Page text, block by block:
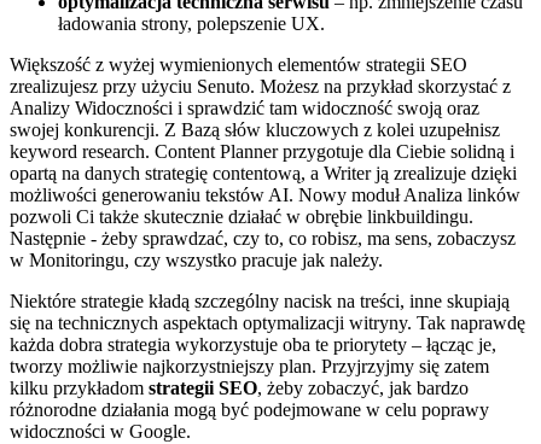
ładowania strony, polepszenie UX.
Większość z wyżej wymienionych elementów strategii SEO
zrealizujesz przy użyciu Senuto. Możesz na przykład skorzystać z
Analizy Widoczności i sprawdzić tam widoczność swoją oraz
swojej konkurencji. Z Bazą słów kluczowych z kolei uzupełnisz
keyword research. Content Planner przygotuje dla Ciebie solidną i
opartą na danych strategię contentową, a Writer ją zrealizuje dzięki
możliwości generowaniu tekstów AI. Nowy moduł Analiza linków
pozwoli Ci także skutecznie działać w obrębie linkbuildingu.
Następnie - żeby sprawdzać, czy to, co robisz, ma sens, zobaczysz
w Monitoringu, czy wszystko pracuje jak należy.
Niektóre strategie kładą szczególny nacisk na treści, inne skupiają
się na technicznych aspektach optymalizacji witryny. Tak naprawdę
każda dobra strategia wykorzystuje oba te priorytety – łącząc je,
tworzy możliwie najkorzystniejszy plan. Przyjrzyjmy się zatem
kilku przykładom strategii SEO, żeby zobaczyć, jak bardzo
różnorodne działania mogą być podejmowane w celu poprawy
widoczności w Google.